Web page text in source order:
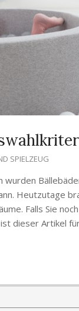
SPIELZEUG
Heutzutage
Falls Sie
dieser Artikel